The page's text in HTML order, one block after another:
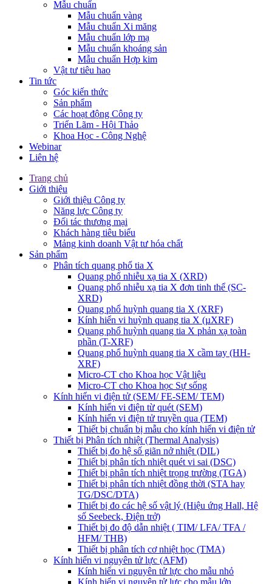
Mẫu chuẩn
Mẫu chuẩn vàng
Mẫu chuẩn Xi măng
Mẫu chuẩn lớp mạ
Mẫu chuẩn khoáng sản
Mẫu chuẩn Hợp kim
Vật tư tiêu hao
Tin tức
Góc kiến thức
Sản phẩm
Các hoạt động Công ty
Triển Lãm - Hội Thảo
Khoa Học - Công Nghệ
Webinar
Liên hệ
Trang chủ
Giới thiệu
Giới thiệu Công ty
Năng lực Công ty
Đối tác thương mại
Khách hàng tiêu biểu
Mảng kinh doanh Vật tư hóa chất
Sản phẩm
Phân tích quang phổ tia X
Quang phổ nhiễu xạ tia X (XRD)
Quang phổ nhiễu xạ tia X đơn tinh thể (SC-
XRD)
Quang phổ huỳnh quang tia X (XRF)
Kính hiển vi huỳnh quang tia X (µXRF)
Quang phổ huỳnh quang tia X phản xạ toàn
phần (T-XRF)
Quang phổ huỳnh quang tia X cầm tay (HH-
XRF)
Micro-CT cho Khoa học Vật liệu
Micro-CT cho Khoa học Sự sống
Kính hiển vi điện tử (SEM/ FE-SEM/ TEM)
Kính hiển vi điện từ quét (SEM)
Kính hiển vi điện tử truyền qua (TEM)
Thiết bị chuẩn bị mẫu cho kính hiển vi điện tử
Thiết bị Phân tích nhiệt (Thermal Analysis)
Thiết bị đo hệ số giãn nở nhiệt (DIL)
Thiết bị phân tích nhiệt quét vi sai (DSC)
Thiết bị phân tích nhiệt trọng trường (TGA)
Thiết bị phân tích nhiệt đồng thời (STA hay
TG/DSC/DTA)
Thiết bị đo các hệ số vật lý (Hiệu ứng Hall, Hệ
số Seebeck, Điện trở)
Thiết bị đo độ dẫn nhiệt ( TIM/ LFA/ TFA /
HFM/ THB)
Thiết bị phân tích cơ nhiệt học (TMA)
Kính hiển vi nguyên tử lực (AFM)
Kính hiển vi nguyên tử lực cho mẫu nhỏ
Kính hiển vi nguyên tử lực cho mẫu lớn